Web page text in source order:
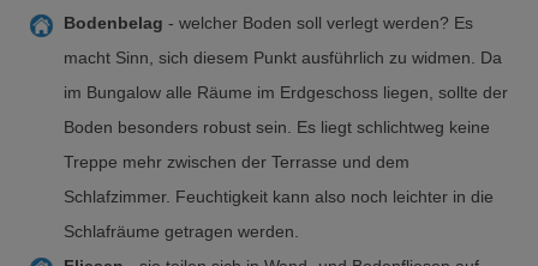
Bodenbelag - welcher Boden soll verlegt werden? Es
macht Sinn, sich diesem Punkt ausführlich zu widmen. Da
im Bungalow alle Räume im Erdgeschoss liegen, sollte der
Boden besonders robust sein. Es liegt schlichtweg keine
Treppe mehr zwischen der Terrasse und dem
Schlafzimmer. Feuchtigkeit kann also noch leichter in die
Schlafräume getragen werden.